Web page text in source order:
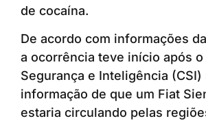
de cocaína.
De acordo com informações
a ocorrência teve início após
Segurança e Inteligência (CSI)
informação de que um Fiat
estaria circulando pelas